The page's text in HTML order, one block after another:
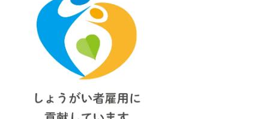
9045923
※2024年4月15日より121,000円（税込）
ります。
Gagarin アニバーサリーモデル レガシー 904L 2609-
※2024年4月15日より121,000円（税込）